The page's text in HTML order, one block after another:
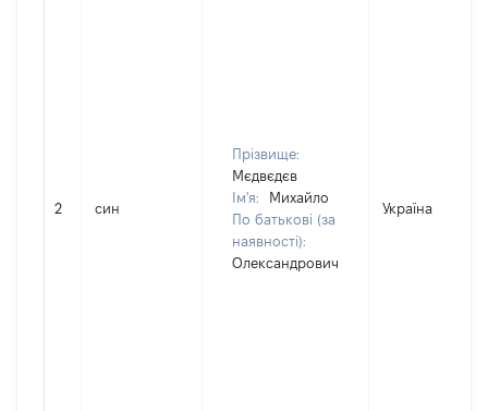
2 син
Прізвище:
Мєдвєдєв
Ім'я:
Михайло
По батькові (за
наявності):
Олександрович
Україна